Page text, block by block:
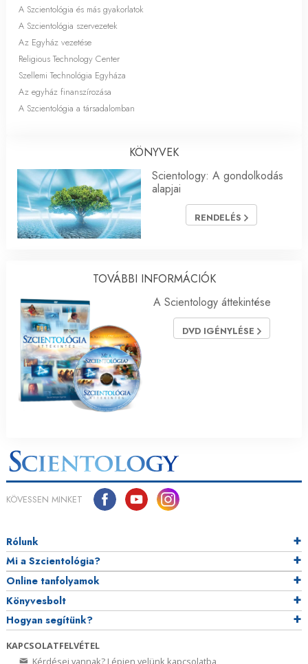
A Szcientológia és más gyakorlatok
A Szcientológia szervezetek
Az Egyház vezetése
Religious Technology Center
Szellemi Technológia Egyháza
Az egyház finanszírozása
A Szcientológia a társadalomban
KÖNYVEK
Scientology: A gondolkodás
alapjai
RENDELÉS
TOVÁBBI INFORMÁCIÓK
A Scientology áttekintése
DVD IGÉNYLÉSE
KÖVESSEN MINKET
Rólunk
Mi a Szcientológia?
Online tanfolyamok
Könyvesbolt
Hogyan segítünk?
KAPCSOLATFELVÉTEL
Kérdései vannak? Lépjen velünk kapcsolatba